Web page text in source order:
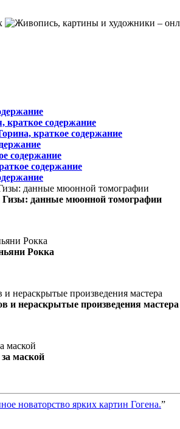
краткое содержание
краткое содержание
содержание
содержание
данные мюонной томографии
Рокка
и нераскрытые произведения мастера
маской
новаторство ярких картин Гогена.”